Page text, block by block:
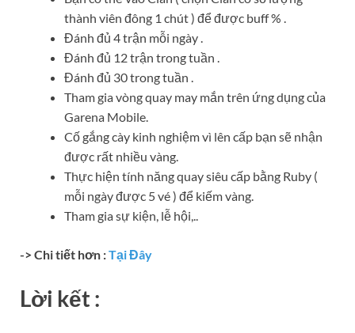
thành viên đông 1 chút ) để được buff % .
Đánh đủ 4 trận mỗi ngày .
Đánh đủ 12 trận trong tuần .
Đánh đủ 30 trong tuần .
Tham gia vòng quay may mắn trên ứng dụng của
Garena Mobile.
Cố gắng cày kinh nghiệm vì lên cấp bạn sẽ nhận
được rất nhiều vàng.
Thực hiện tính năng quay siêu cấp bằng Ruby (
mỗi ngày được 5 vé ) để kiếm vàng.
Tham gia sự kiện, lễ hội,..
-> Chi tiết hơn :Tại Đây
Lời kết :